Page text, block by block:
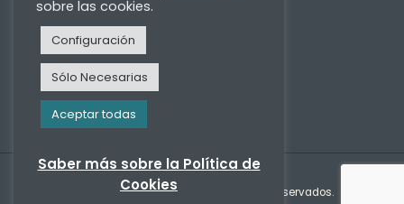
Copyright © Fixmader 2022. Todos los derechos reservados.
sobre las cookies.
Configuración
Sólo Necesarias
Aceptar todas
Saber más sobre la Política de
Cookies